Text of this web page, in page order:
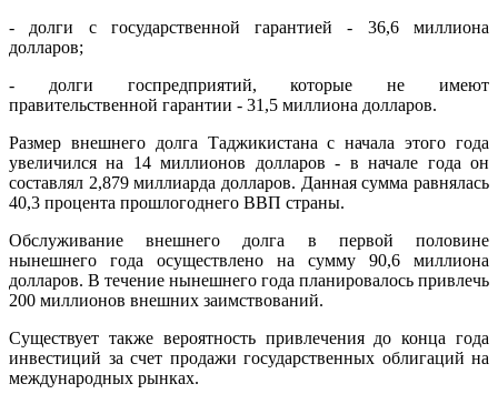
- долги с государственной гарантией - 36,6 миллиона
долларов;
- долги госпредприятий, которые не имеют
правительственной гарантии - 31,5 миллиона долларов.
Размер внешнего долга Таджикистана с начала этого года
увеличился на 14 миллионов долларов - в начале года он
составлял 2,879 миллиарда долларов. Данная сумма равнялась
40,3 процента прошлогоднего ВВП страны.
Обслуживание внешнего долга в первой половине
нынешнего года осуществлено на сумму 90,6 миллиона
долларов. В течение нынешнего года планировалось привлечь
200 миллионов внешних заимствований.
Существует также вероятность привлечения до конца года
инвестиций за счет продажи государственных облигаций на
международных рынках.